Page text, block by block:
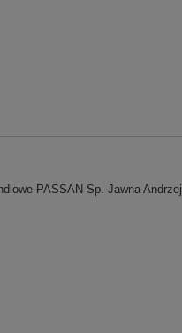
PASSAN Sp. Jawna Andrzej